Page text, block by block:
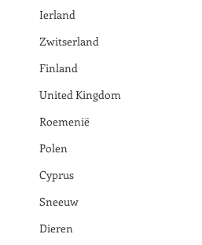
Ierland
Zwitserland
Finland
United Kingdom
Roemenië
Polen
Cyprus
Sneeuw
Dieren